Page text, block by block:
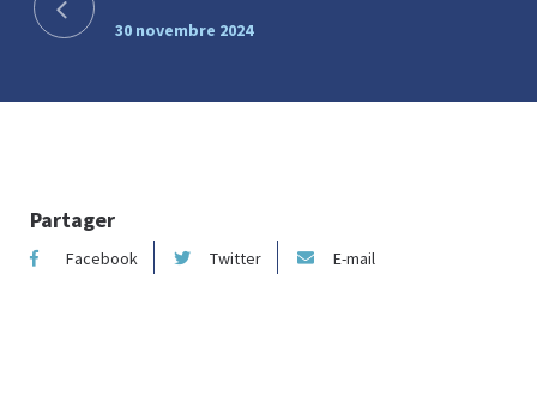
30 novembre 2024
Partager
Facebook Twitter E-mail